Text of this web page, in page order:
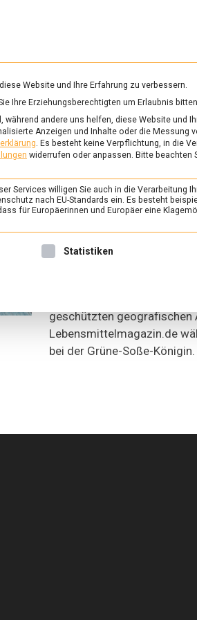
ERNÄHRUNG & GESUNDHEIT/
Frankfurter Grüne
Kräuter müsst ihr
Johannes
Ob mit Ei und Pellkartoffeln
streng jedoch die Auflagen
geschützten geografischen
Lebensmittelmagazin.de
bei der Grüne-Soße-Königin.
Website und Ihre Erfahrung zu verbessern.
Ihre Erziehungsberechtigten um Erlaubnis
andere uns helfen, diese Website und
Anzeigen und Inhalte oder die Messung
. Es besteht keine Verpflichtung, in die
widerrufen oder anpassen. Bitte beachten
Services willigen Sie auch in die Verarbeitung
nach EU-Standards ein. Es besteht
für Europäerinnen und Europäer eine
Die erste Service-Gruppe ist
Statistiken